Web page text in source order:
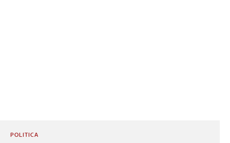
POLITICA